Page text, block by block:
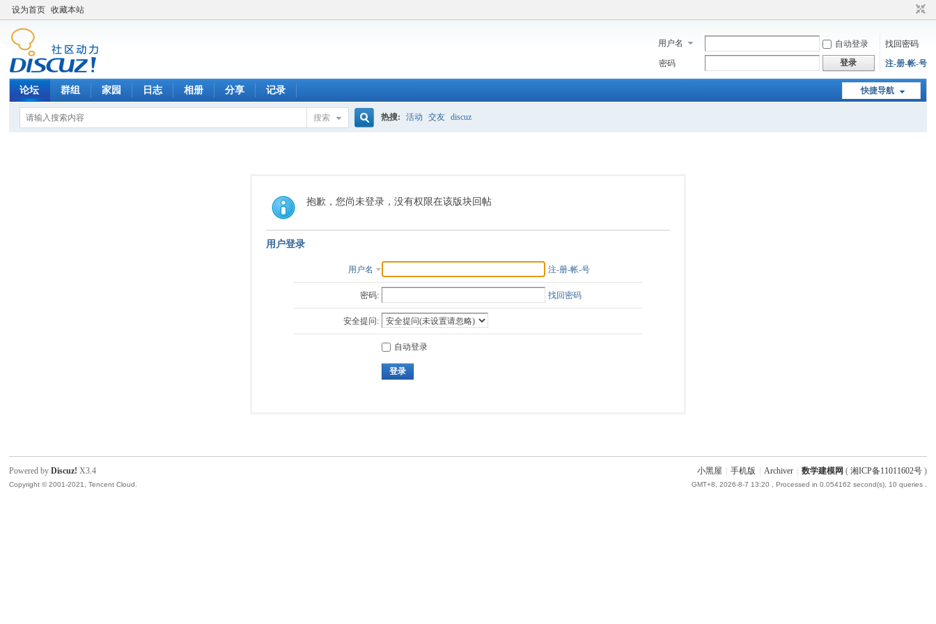
设为首页 收藏本站
用户名 自动登录
找回密码
密码
登录 注-册-帐-号
快捷导航
论坛 群组 家园 日志 相册 分享 记录
搜索
索
热搜: 活动 交友 discuz
抱歉，您尚未登录，没有权限在该版块回帖
用户登录
用户名 注-册-帐-号
密码: 找回密码
安全提问:
自动登录
登录
小黑屋 手机版 Archiver 数学建模网 ( 湘ICP备11011602号)
GMT+8, 2026-8-7 13:20 , Processed in 0.054162 second(s), 10 queries .
Powered byDiscuz! X3.4
Copyright © 2001-2021, Tencent Cloud.